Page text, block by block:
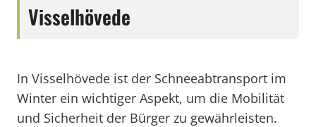
Visselhövede
In Visselhövede ist der Schneeabtransport im
Winter ein wichtiger Aspekt, um die Mobilität
und Sicherheit der Bürger zu gewährleisten.